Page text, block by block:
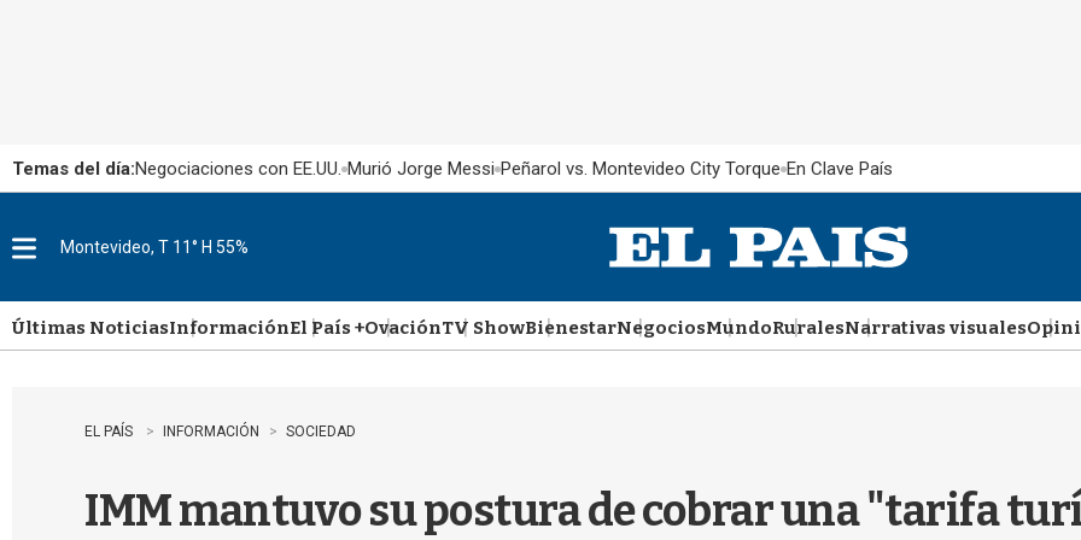
Temas del día:Negociaciones con EE.UU. Murió Jorge Messi Peñarol vs. Montevideo City Torque En Clave País
u
Montevideo, T 11° H 55%
Últimas NoticiasInformaciónEl País +OvaciónTV ShowBienestarNegociosMundoRuralesNarrativas visuales
EL PAÍS INFORMACIÓN SOCIEDAD
IMM mantuvo su postura de cobrar una "tarifa